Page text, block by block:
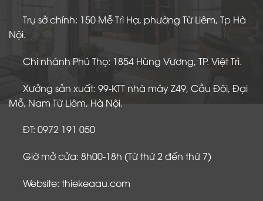
Trụ sở chính: 150 Mễ Trì Hạ, phường Từ Liêm, Tp Hà
Nội.
Chi nhánh Phú Thọ: 1854 Hùng Vương, TP. Việt Trì.
Xưởng sản xuất: 99-KTT nhà máy Z49, Cầu Đôi, Đại
Mỗ, Nam Từ Liêm, Hà Nội.
ĐT: 0972 191 050
Giờ mở cửa: 8h00-18h (Từ thứ 2 đến thứ 7)
Website: thiekeaau.com